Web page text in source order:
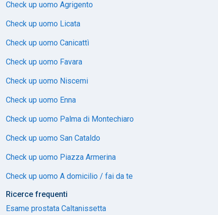
Check up uomo Agrigento
Check up uomo Licata
Check up uomo Canicattì
Check up uomo Favara
Check up uomo Niscemi
Check up uomo Enna
Check up uomo Palma di Montechiaro
Check up uomo San Cataldo
Check up uomo Piazza Armerina
Check up uomo A domicilio / fai da te
Ricerce frequenti
Esame prostata Caltanissetta